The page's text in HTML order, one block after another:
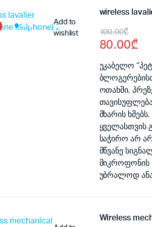
Add to
wishlist
100.00₾
Original
price
was:
100.00₾.
80.00₾
Current
price
is:
80.00₾.
უკაბელო
ოთახში,
მხარის
ყველასთვის
საჭირო არ
მწვანე
მიკროფონის
უბრალოდ